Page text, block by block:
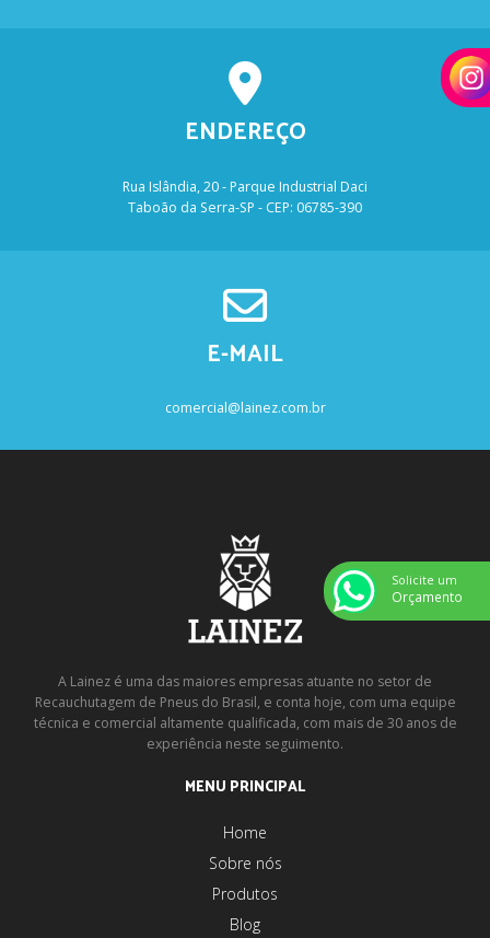
ENDEREÇO
Rua Islândia, 20 - Parque Industrial Daci
Taboão da Serra-SP - CEP: 06785-390
E-MAIL
comercial@lainez.com.br
A Lainez é uma das maiores empresas atuante no setor de
Recauchutagem de Pneus do Brasil, e conta hoje, com uma equipe
técnica e comercial altamente qualificada, com mais de 30 anos de
experiência neste seguimento.
MENU PRINCIPAL
Home
Sobre nós
Produtos
Blog
Solicite um
Orçamento